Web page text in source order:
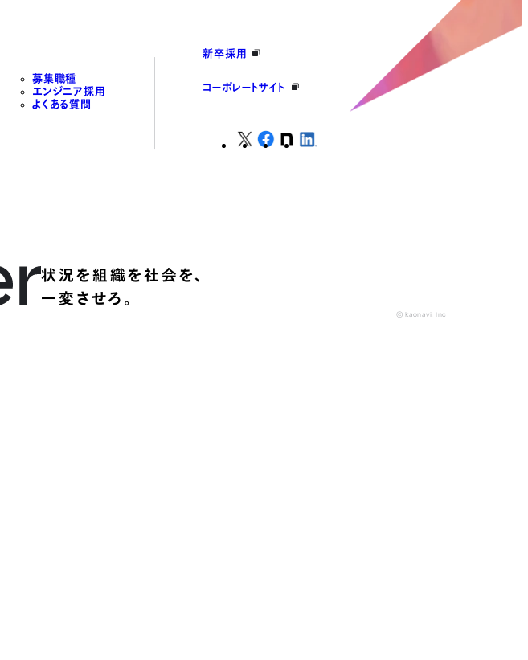
募集職種
エンジニア採用
よくある質問
新卒採用
コーポレートサイト
状況を組織を社会を、
一変させろ。
© kaonavi, Inc